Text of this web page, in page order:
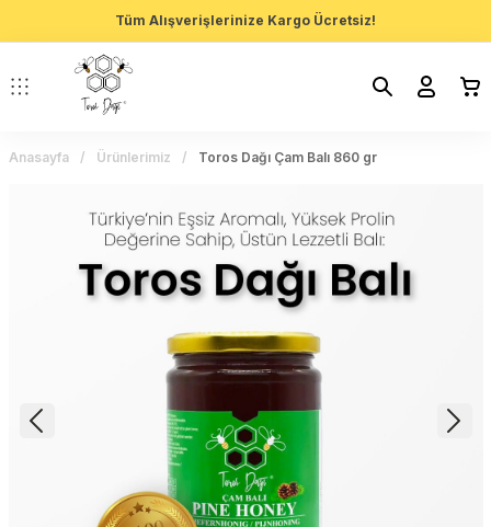
Tüm Alışverişlerinize Kargo Ücretsiz!
Anasayfa Ürünlerimiz Toros Dağı Çam Balı 860 gr